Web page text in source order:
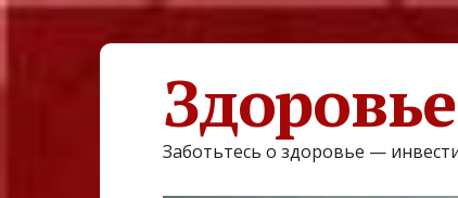
Заботьтесь о здоровье —